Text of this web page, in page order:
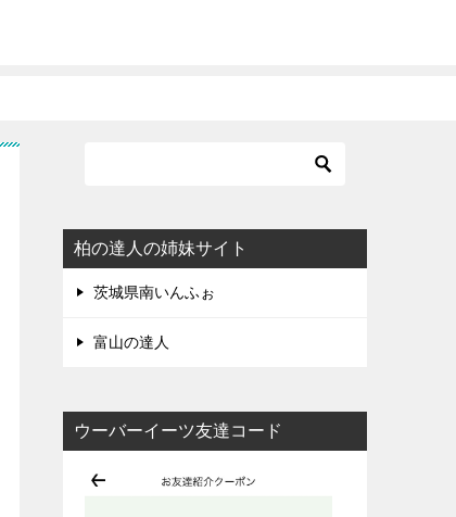
柏の達人の姉妹サイト
茨城県南いんふぉ
富山の達人
ウーバーイーツ友達コード